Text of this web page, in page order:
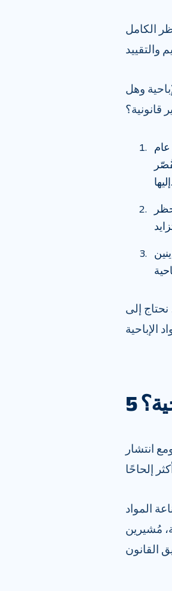
الكامل
وهل
قانونية؟
عام
إليها.
المتدينين
إلى
انتشار
المواد
مُشيرين